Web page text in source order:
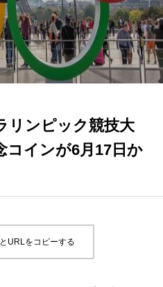
リンピック競技大
コインが6月17日か
URLをコピーする